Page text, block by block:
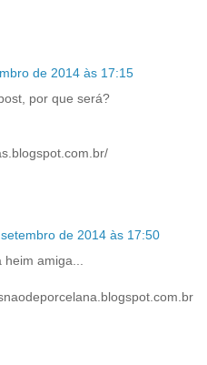
de 2014 às 17:15
por que será?
de 2014 às 17:50
amiga...